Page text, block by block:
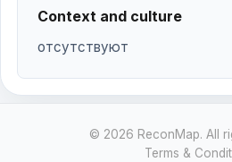
Context and culture
отсутствуют
© 2026 ReconMap. All
Terms &